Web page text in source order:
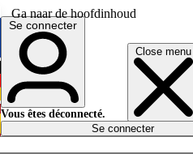
Ga naar de hoofdinhoud
Close menu
English
Deutsch
Español
Se connecter
Vous êtes déconnecté.
Se connecter